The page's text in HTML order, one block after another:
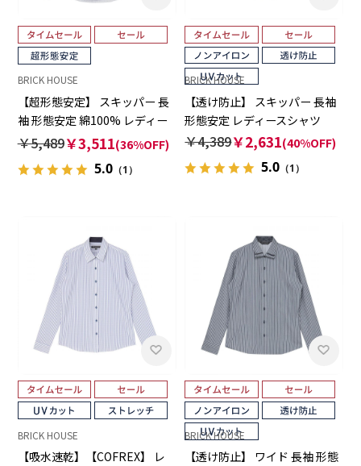
BRICK HOUSE
【超形態安定】 スキッパー 長
袖 形態安定 綿100% レディー
スシャツ
￥5,489￥3,511(36%OFF)
5.0（1）
BRICK HOUSE
【透け防止】 スキッパー 長袖
形態安定 レディースシャツ
￥4,389￥2,631(40%OFF)
5.0 （1）
BRICK HOUSE
【吸水速乾】【COFREX】 レ
BRICK HOUSE
【透け防止】 ワイド 長袖 形態